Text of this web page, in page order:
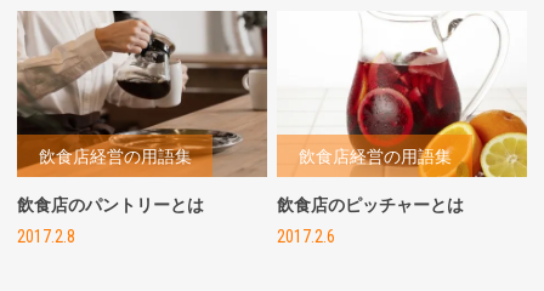
飲食店経営の用語集
飲食店のパントリーとは
2017.2.8
飲食店経営の用語集
飲食店のピッチャーとは
2017.2.6